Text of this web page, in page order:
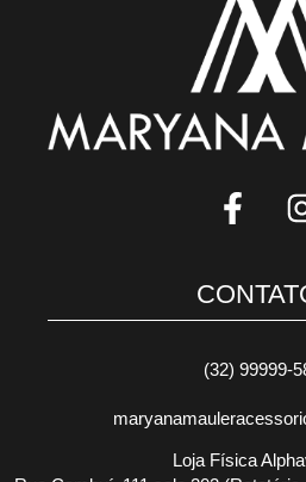
(32) 99999-
Loja Física